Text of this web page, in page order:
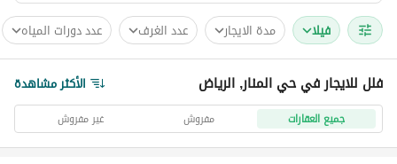
فیلا مدة الايجار عدد الغرف عدد دورات المياه
فلل للايجار في حي المنار, الرياض الأكثر مشاهدة
جميع العقارات مفروش غير مفروش